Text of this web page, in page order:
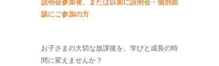
談にご参加の方
お子さまの大切な放課後を、学びと成長の時
間に変えませんか？